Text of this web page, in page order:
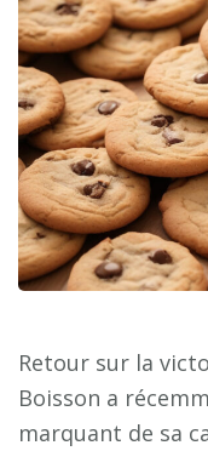
Retour sur la
Boisson a
marquant de sa